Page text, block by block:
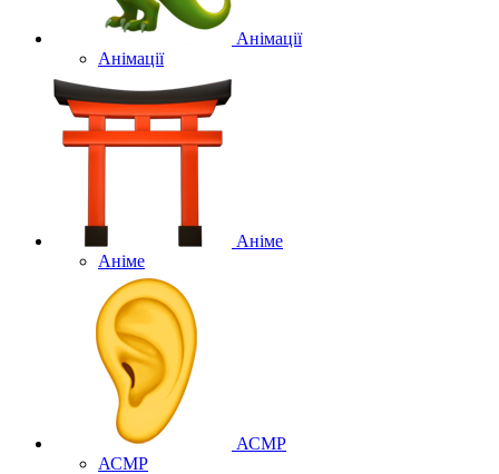
Анімації
Анімації
Аніме
Аніме
АСМР
АСМР